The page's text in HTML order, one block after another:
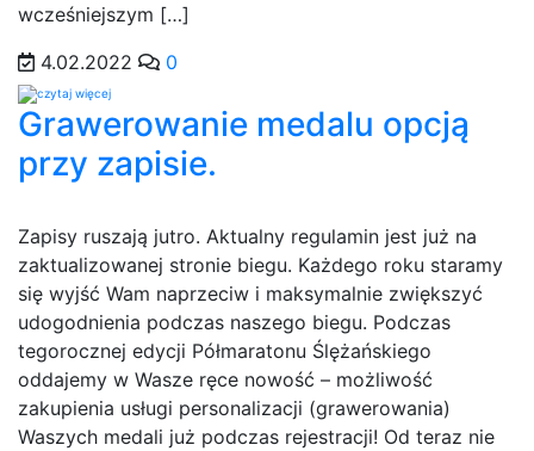
wcześniejszym […]
4.02.2022
0
Grawerowanie medalu opcją
przy zapisie.
Zapisy ruszają jutro. Aktualny regulamin jest już na
zaktualizowanej stronie biegu. Każdego roku staramy
się wyjść Wam naprzeciw i maksymalnie zwiększyć
udogodnienia podczas naszego biegu. Podczas
tegorocznej edycji Półmaratonu Ślężańskiego
oddajemy w Wasze ręce nowość – możliwość
zakupienia usługi personalizacji (grawerowania)
Waszych medali już podczas rejestracji! Od teraz nie